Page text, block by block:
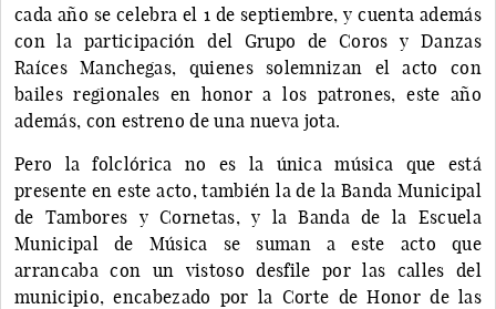
cada año se celebra el 1 de septiembre, y cuenta además
con la participación del Grupo de Coros y Danzas
Raíces Manchegas, quienes solemnizan el acto con
bailes regionales en honor a los patrones, este año
además, con estreno de una nueva jota.
Pero la folclórica no es la única música que está
presente en este acto, también la de la Banda Municipal
de Tambores y Cornetas, y la Banda de la Escuela
Municipal de Música se suman a este acto que
arrancaba con un vistoso desfile por las calles del
municipio, encabezado por la Corte de Honor de las